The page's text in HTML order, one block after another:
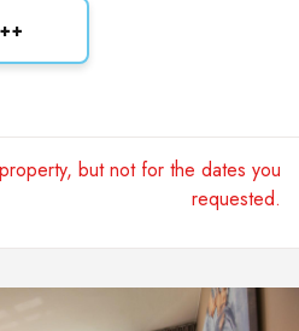
but not for the dates you
requested.